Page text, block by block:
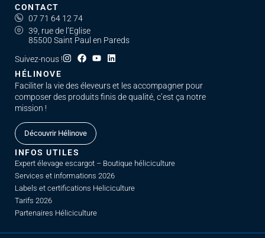
CONTACT
07 71 64 12 74
39, rue de l’Eglise
85500 Saint Paul en Pareds
Suivez-nous !
HÉLINOVE
Faciliter la vie des éleveurs et les accompagner pour
composer des produits finis de qualité, c’est ça notre
mission !
Découvrir Hélinove
INFOS UTILES
Expert élevage escargot – Boutique héliciculture
Services et informations 2026
Labels et certifications Heliciculture
Tarifs 2026
Partenaires Héliciculture